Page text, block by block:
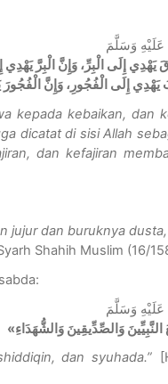
عَلَيْهِ وَسَلَّمَ
إِلَى الْبِرِّ، وَإِنَّ الْبِرَّ
إِلَى الْفُجُورِ، وَإِنَّ الْفُجُورَ
kepada kebaikan, dan
dicatat di sisi Allah
dan kefajiran
jujur dan buruknya
Shahih Muslim (16/
وَسَلَّمَ
«وَالصِّدِّيقِينَ وَالشُّهَدَاءِ
dan syuhada.”
[